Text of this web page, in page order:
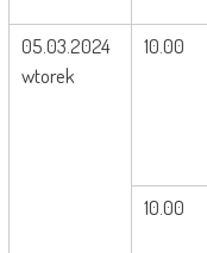
05.03.2024
wtorek
10.00
10.00